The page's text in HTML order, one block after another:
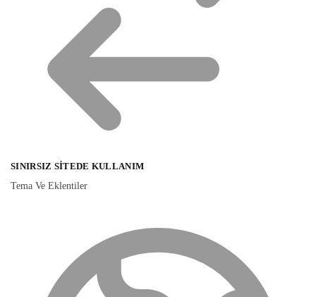
SINIRSIZ SITEDE KULLANIM
Tema Ve Eklentiler